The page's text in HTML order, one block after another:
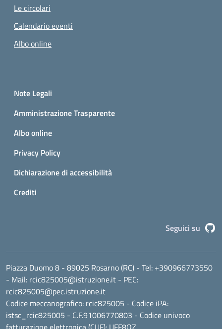
Le circolari
Calendario eventi
Albo online
Small prints
Note Legali
Amministrazione Trasparente
Albo online
Privacy Policy
Dichiarazione di accessibilità
Crediti
Seguici su
Piazza Duomo 8 - 89025 Rosarno (RC) - Tel: +390966773550
- Mail: rcic825005@istruzione.it - PEC:
rcic825005@pec.istruzione.it
Codice meccanografico: rcic825005 - Codice iPA:
istsc_rcic825005 - C.F.91006770803 - Codice univoco